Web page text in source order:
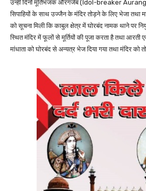
उन्हीं दिनों मूर्तिभंजक औरंगजेब (Idol-breaker
सिपाहियों के साथ उज्जैन के मंदिर तोड़ने के लिए भेजा तथा
को सूचना मिली कि काबुल क्षेत्र में घोरबंद नामक थाने पर
स्थित मंदिर में फूलों से मूर्तियों की पूजा करता है तथा आरती
मांधाता को घोरबंद से अन्यत्र भेज दिया गया तथा मंदिर को